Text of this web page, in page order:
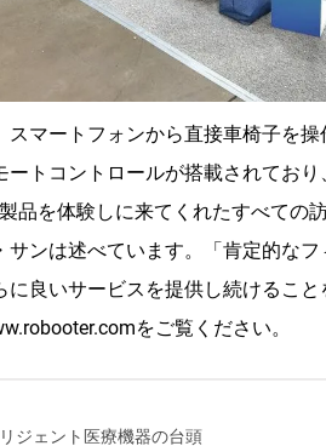
スマートフォンから直接車椅子を
トコントロールが搭載されてお
品を体験しに来てくれたすべて
サンは述べています。「肯定的な
良いサービスを提供し続けること
をご覧ください。
ジェント医療機器の台頭